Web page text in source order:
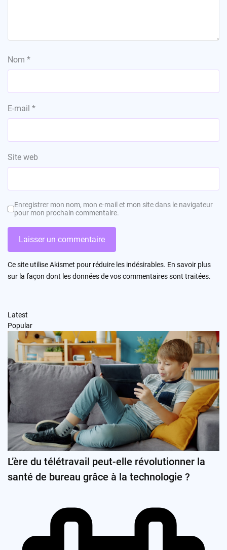
Nom *
E-mail *
Site web
Enregistrer mon nom, mon e-mail et mon site dans le navigateur
pour mon prochain commentaire.
Ce site utilise Akismet pour réduire les indésirables. En savoir plus
sur la façon dont les données de vos commentaires sont traitées.
Latest
Popular
L’ère du télétravail peut-elle révolutionner la
santé de bureau grâce à la technologie ?